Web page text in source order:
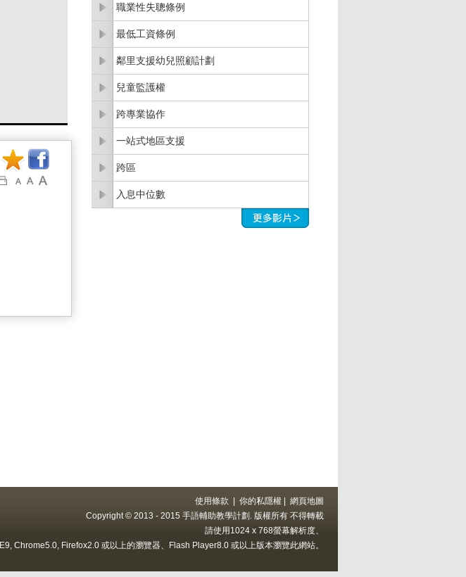
職業性失聰條例
最低工資條例
鄰里支援幼兒照顧計劃
兒童監護權
跨專業協作
一站式地區支援
跨區
入息中位數
使用條款 你的私隱權
網頁地圖
Copyright © 2013 - 2015 手語輔助教學計劃. 版權所有 不得轉載
請使用1024 x 768螢幕解析度、
IE9, Chrome5.0, Firefox2.0 或以上的瀏覽器、Flash Player8.0 或以上版本瀏覽此網站。